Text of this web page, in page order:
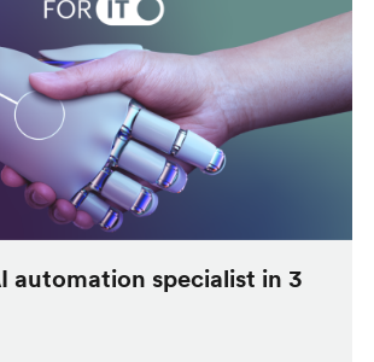
automation specialist in 3